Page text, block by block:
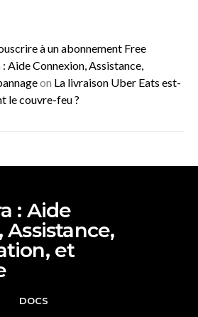
à un abonnement Free
Aide Connexion, Assistance,
on La livraison Uber Eats est-
le couvre-feu ?
: Aide
Assistance,
et
DOCS